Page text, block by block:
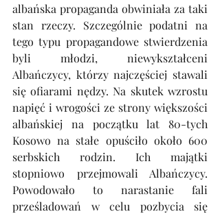
albańska propaganda obwiniała za taki
stan rzeczy. Szczególnie podatni na
tego typu propagandowe stwierdzenia
byli młodzi, niewykształceni
Albańczycy, którzy najczęściej stawali
się ofiarami nędzy. Na skutek wzrostu
napięć i wrogości ze strony większości
albańskiej na początku lat 80-tych
Kosowo na stałe opuściło około 600
serbskich rodzin. Ich majątki
stopniowo przejmowali Albańczycy.
Powodowało to narastanie fali
prześladowań w celu pozbycia się